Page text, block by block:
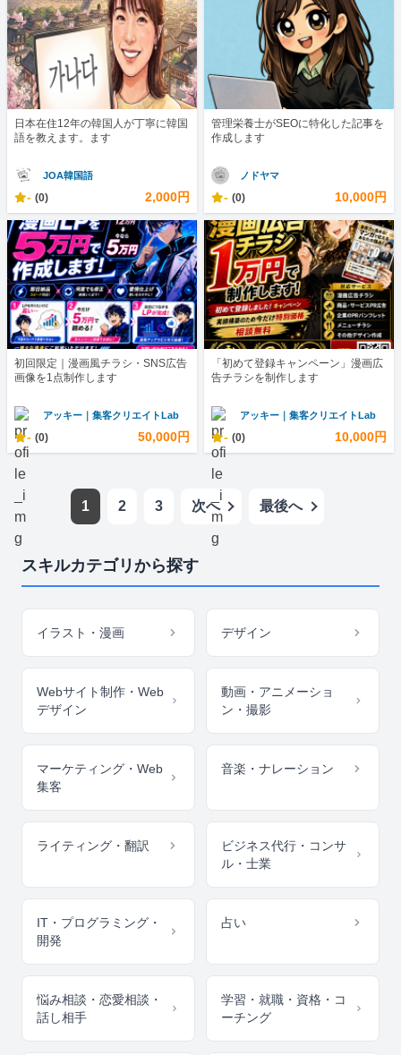
日本在住12年の韓国人が丁寧に韓国
語を教えます。ます
JOA韓国語
- (0) 2,000円
管理栄養士がSEOに特化した記事を
作成します
ノドヤマ
- (0) 10,000円
初回限定｜漫画風チラシ・SNS広告
画像を1点制作します
アッキー｜集客クリエイトLab
- (0) 50,000円
「初めて登録キャンペーン」漫画広
告チラシを制作します
アッキー｜集客クリエイトLab
- (0) 10,000円
1 2 3 次へ 最後へ
スキルカテゴリから探す
イラスト・漫画 デザイン
Webサイト制作・Web
デザイン
動画・アニメーショ
ン・撮影
マーケティング・Web
集客
音楽・ナレーション
ライティング・翻訳
ビジネス代行・コンサ
ル・士業
IT・プログラミング・
開発
占い
悩み相談・恋愛相談・
話し相手
学習・就職・資格・コ
ーチング